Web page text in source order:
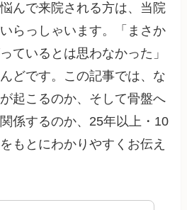
んで来院される方は、当院
らっしゃいます。「まさか
ているとは思わなかった」
どです。この記事では、な
起こるのか、そして骨盤へ
係するのか、25年以上・10
もとにわかりやすくお伝え